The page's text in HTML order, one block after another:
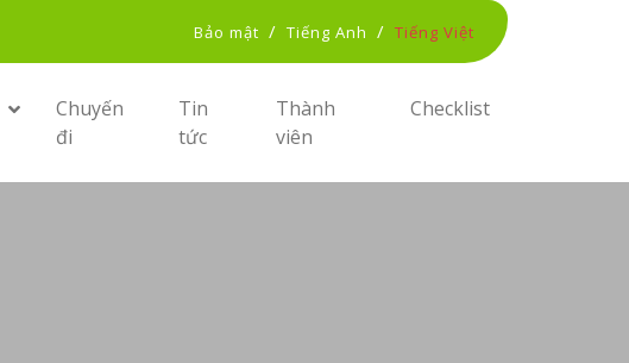
Bảo mật / Tiếng Anh / Tiếng Việt
Chuyến
đi
Tin
tức
Thành
viên
Checklist